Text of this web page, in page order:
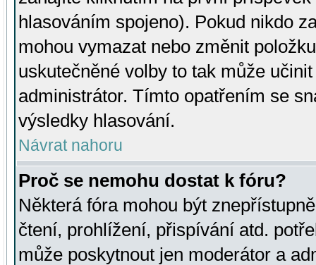
hlasováním spojeno). Pokud nikdo
mohou vymazat nebo změnit
uskutečněné volby to tak může
administrátor. Tímto opatřením se
výsledky hlasování.
Návrat nahoru
Proč se nemohu dostat k fóru?
Některá fóra mohou být
čtení, prohlížení, přispívání atd.
může poskytnout jen moderátor a